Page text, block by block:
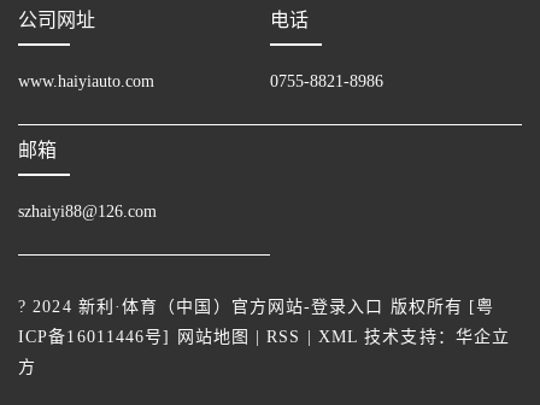
公司网址
www.haiyiauto.com
电话
0755-8821-8986
邮箱
szhaiyi88@126.com
? 2024 新利·体育（中国）官方网站-登录入口 版权所有 [粤
ICP备16011446号] 网站地图 |RSS XML 技术支持： 华企立
方